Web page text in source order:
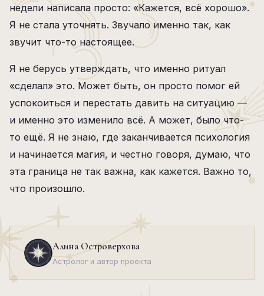
недели написала просто: «Кажется, всё хорошо».
Я не стала уточнять. Звучало именно так, как
звучит что-то настоящее.
Я не берусь утверждать, что именно ритуал
«сделал» это. Может быть, он просто помог ей
успокоиться и перестать давить на ситуацию —
и именно это изменило всё. А может, было что-
то ещё. Я не знаю, где заканчивается психология
и начинается магия, и честно говоря, думаю, что
эта граница не так важна, как кажется. Важно то,
что произошло.
Алина Островерхова
Астролог и автор проекта